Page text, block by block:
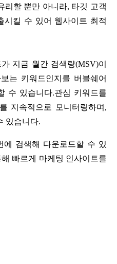
리할 뿐만 아니라, 타깃 고객
시킬 수 있어 웹사이트 최적
지금 월간 검색량(MSV)이
는 키워드인지를 버블쉐어
수 있습니다.관심 키워드를
지속적으로 모니터링하며,
있습니다.
에 검색해 다운로드할 수 있
빠르게 마케팅 인사이트를